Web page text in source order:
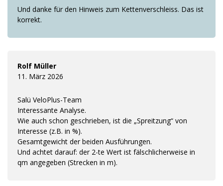
Und danke für den Hinweis zum Kettenverschleiss. Das ist
korrekt.
Rolf Müller
11. März 2026
Salü VeloPlus-Team
Interessante Analyse.
Wie auch schon geschrieben, ist die „Spreitzung“ von
Interesse (z.B. in %).
Gesamtgewicht der beiden Ausführungen.
Und achtet darauf: der 2-te Wert ist fälschlicherweise in
qm angegeben (Strecken in m).